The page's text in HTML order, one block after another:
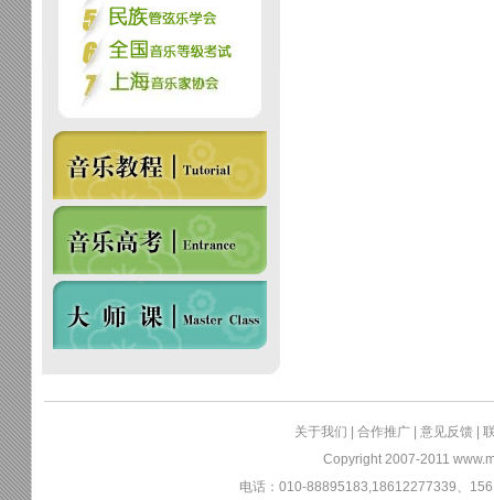
关于我们 合作推广| 意见反馈
Copyright 2007-2011
电话：010-88895183,18612277339、